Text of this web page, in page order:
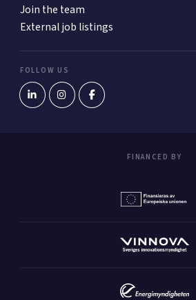
Join the team
External job listings
FOLLOW US
FINANCED BY